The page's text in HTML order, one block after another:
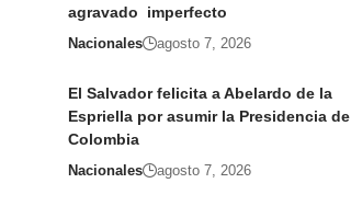
agravado imperfecto
Nacionales agosto 7, 2026
El Salvador felicita a Abelardo de la
Espriella por asumir la Presidencia de
Colombia
Nacionales agosto 7, 2026